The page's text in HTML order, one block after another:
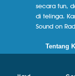
secara fun,
di telinga.
Sound on
Tentang